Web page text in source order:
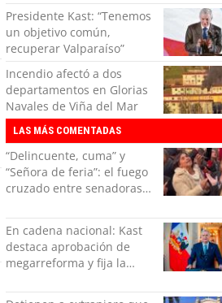
Presidente Kast: “Tenemos
un objetivo común,
recuperar Valparaíso”
Incendio afectó a dos
departamentos en Glorias
Navales de Viña del Mar
LAS MÁS COMENTADAS
“Delincuente, cuma” y
“Señora de feria”: el fuego
cruzado entre senadoras
Senado
En cadena nacional: Kast
destaca aprobación de
megarreforma y fija la
desafío del Gobierno